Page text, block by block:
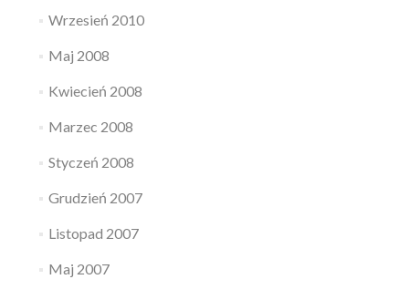
Wrzesień 2010
Maj 2008
Kwiecień 2008
Marzec 2008
Styczeń 2008
Grudzień 2007
Listopad 2007
Maj 2007